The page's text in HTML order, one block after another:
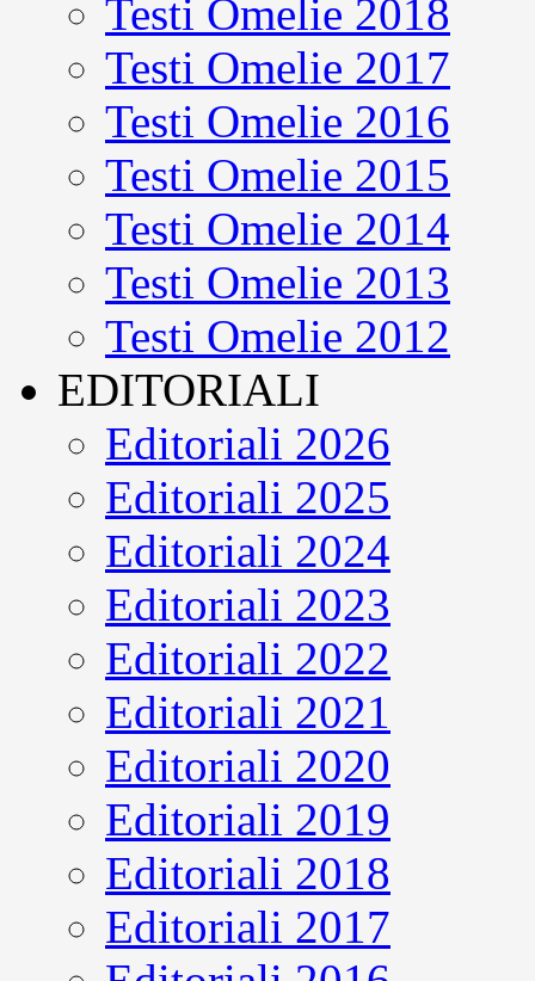
Testi Omelie 2018
Testi Omelie 2017
Testi Omelie 2016
Testi Omelie 2015
Testi Omelie 2014
Testi Omelie 2013
Testi Omelie 2012
EDITORIALI
Editoriali 2026
Editoriali 2025
Editoriali 2024
Editoriali 2023
Editoriali 2022
Editoriali 2021
Editoriali 2020
Editoriali 2019
Editoriali 2018
Editoriali 2017